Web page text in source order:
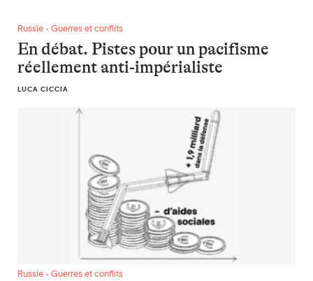
En débat. Pistes pour un pacifisme réellement anti-
Russie • Guerres et conflits
En débat. Pistes pour un pacifisme
réellement anti-impérialiste
LUCA CICCIA
En débat. Si l’on veut la paix, il faut arrêter de préparer la
Russie • Guerres et conflits